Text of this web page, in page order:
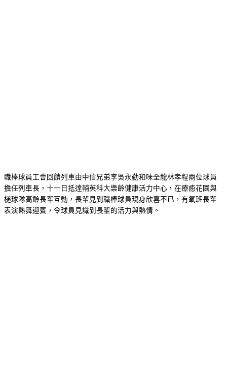
職棒球員工會回饋列車由中信兄弟李吳永勤和味全龍林孝程兩位球員
擔任列車長，十一日抵達輔英科大樂齡健康活力中心，在療癒花園與
槌球隊高齡長輩互動，長輩見到職棒球員現身欣喜不已，有氧班長輩
表演熱舞迎賓，令球員見識到長輩的活力與熱情。